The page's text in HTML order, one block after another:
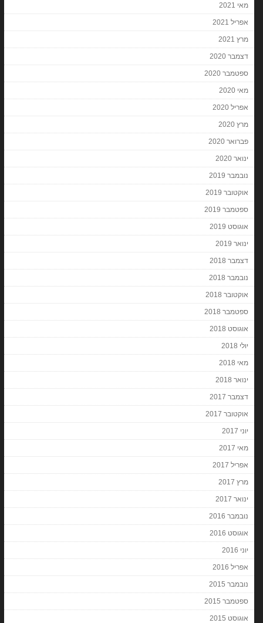
מאי 2021
אפריל 2021
מרץ 2021
דצמבר 2020
ספטמבר 2020
מאי 2020
אפריל 2020
מרץ 2020
פברואר 2020
ינואר 2020
נובמבר 2019
אוקטובר 2019
ספטמבר 2019
אוגוסט 2019
ינואר 2019
דצמבר 2018
נובמבר 2018
אוקטובר 2018
ספטמבר 2018
אוגוסט 2018
יולי 2018
מאי 2018
ינואר 2018
דצמבר 2017
אוקטובר 2017
יוני 2017
מאי 2017
אפריל 2017
מרץ 2017
ינואר 2017
נובמבר 2016
אוגוסט 2016
יוני 2016
אפריל 2016
נובמבר 2015
ספטמבר 2015
אוגוסט 2015